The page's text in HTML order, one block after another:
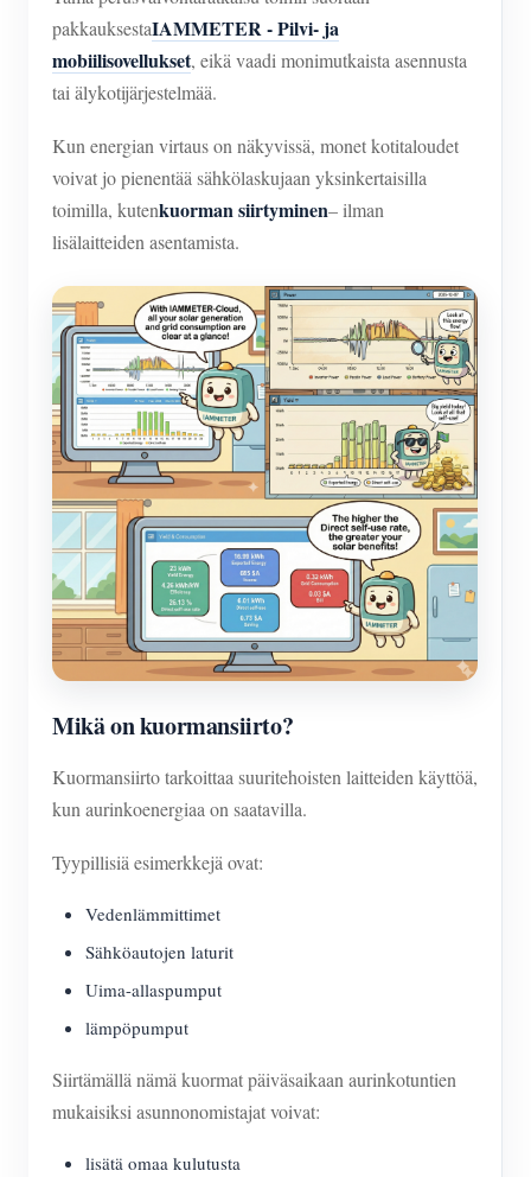
pakkauksestaIAMMETER - Pilvi- ja
mobiilisovellukset, eikä vaadi monimutkaista asennusta
tai älykotijärjestelmää.
Kun energian virtaus on näkyvissä, monet kotitaloudet
voivat jo pienentää sähkölaskujaan yksinkertaisilla
toimilla, kutenkuorman siirtyminen– ilman
lisälaitteiden asentamista.
Mikä on kuormansiirto?
Kuormansiirto tarkoittaa suuritehoisten laitteiden käyttöä,
kun aurinkoenergiaa on saatavilla.
Tyypillisiä esimerkkejä ovat:
Vedenlämmittimet
Sähköautojen laturit
Uima-allaspumput
lämpöpumput
Siirtämällä nämä kuormat päiväsaikaan aurinkotuntien
mukaisiksi asunnonomistajat voivat:
lisätä omaa kulutusta